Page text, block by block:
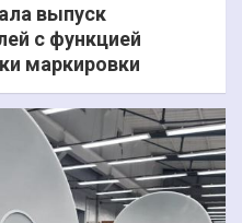
выпуск
с функцией
маркировки